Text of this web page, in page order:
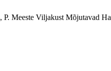
P. Meeste Viljakust Mõjutavad